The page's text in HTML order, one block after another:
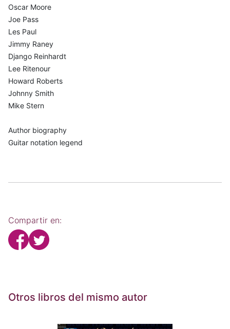
Oscar Moore
Joe Pass
Les Paul
Jimmy Raney
Django Reinhardt
Lee Ritenour
Howard Roberts
Johnny Smith
Mike Stern
Author biography
Guitar notation legend
Compartir en:
Otros libros del mismo autor